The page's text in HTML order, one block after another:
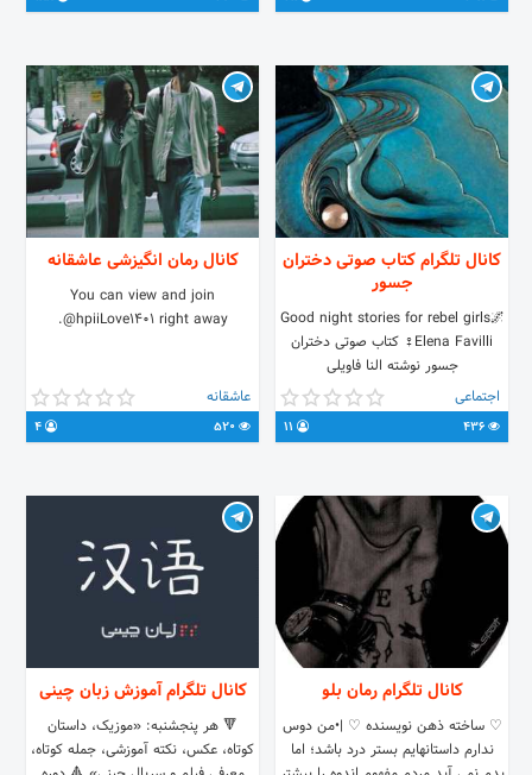
تاریخ که تا حالا جایی ندیده و نخواهید
کانال تلگرام کتاب صوتی دختران
جسور
🌌Good night stories for rebel girls
♀️Elena Favilli کتاب صوتی دختران
جسور نوشته النا فاویلی
اجتماعی
کانال رمان انگیزشی عاشقانه
You can view and join
@hpiiLove1401 right away.
عاشقانه
کانال تلگرام رمان بلو
♡ ساخته ذهن نویسنده ♡ |•من دوس
ندارم داستانهایم بستر درد باشد؛ اما
کانال تلگرام آموزش زبان چینی
🔻 هر پنجشنبه: «موزیک، داستان
کوتاه، عکس، نکته آموزشی، جمله کوتاه،